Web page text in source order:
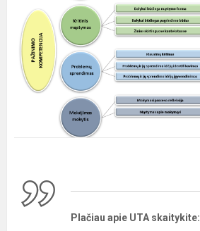
Plačiau apie UTA skaitykite: